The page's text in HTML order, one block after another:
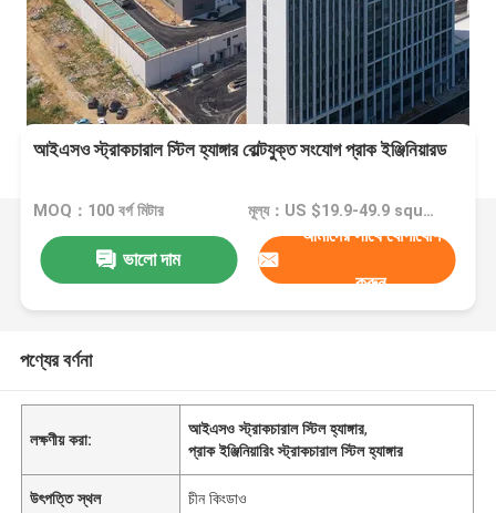
আইএসও স্ট্রাকচারাল স্টিল হ্যাঙ্গার বোল্টযুক্ত সংযোগ প্রাক ইঞ্জিনিয়ারড
MOQ：100 বর্গ মিটার মূল্য：US $19.9-49.9 square meter
ভালো দাম
আমাদের সাথে যোগাযোগ
করুন
পণ্যের বর্ণনা
লক্ষণীয় করা:
আইএসও স্ট্রাকচারাল স্টিল হ্যাঙ্গার,
প্রাক ইঞ্জিনিয়ারিং স্ট্রাকচারাল স্টিল হ্যাঙ্গার
উৎপত্তি স্থল চীন কিংডাও